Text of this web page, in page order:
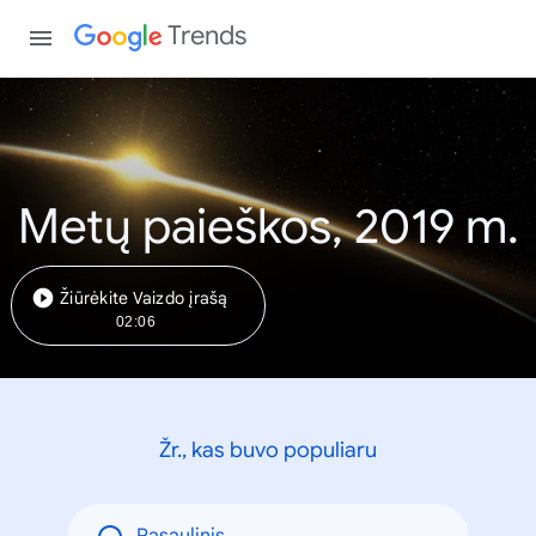
Trends
Metų paieškos, 2019 m.
Žiūrėkite Vaizdo įrašą
02:06
Žr., kas buvo populiaru